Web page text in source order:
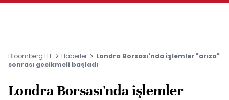
Bloomberg HT Haberler
Londra Borsası'nda işlemler "arıza"
sonrası gecikmeli başladı
Londra Borsası'nda işlemler